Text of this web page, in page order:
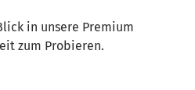
in unsere Premium
zum Probieren.